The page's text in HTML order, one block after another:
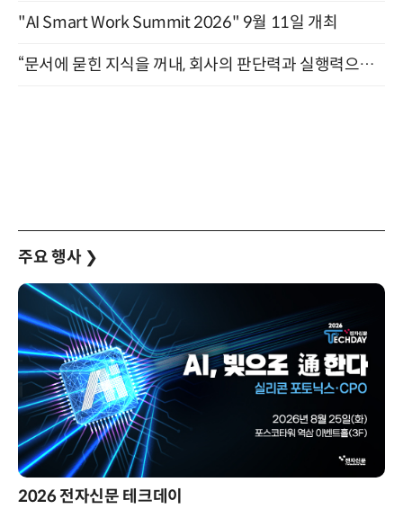
"AI Smart Work Summit 2026" 9월 11일 개최
“문서에 묻힌 지식을 꺼내, 회사의 판단력과 실행력으로 바꾸다” (8/20)
주요 행사 ❯
2026 전자신문 테크데이